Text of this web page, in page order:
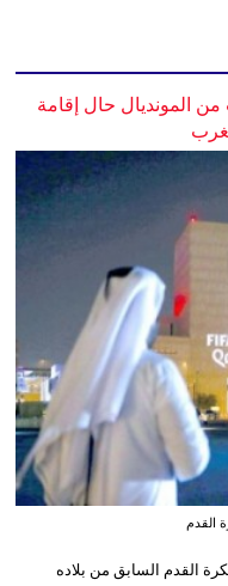
من المونديال حال إقامة
القدم
القدم السابق من بلاده